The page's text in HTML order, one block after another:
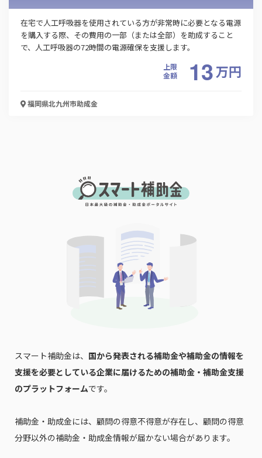
在宅で人工呼吸器を使用されている方が非常時に必要となる電源
を購入する際、その費用の一部（または全部）を助成すること
で、人工呼吸器の72時間の電源確保を支援します。
上限
金額
13万円
福岡県北九州市助成金
スマート補助金は、 国から発表される補助金や補助金の情報を
支援を必要としている企業に届けるための補助金・補助金支援
のプラットフォームです。
補助金・助成金には、顧問の得意不得意が存在し、顧問の得意
分野以外の補助金・助成金情報が届かない場合があります。